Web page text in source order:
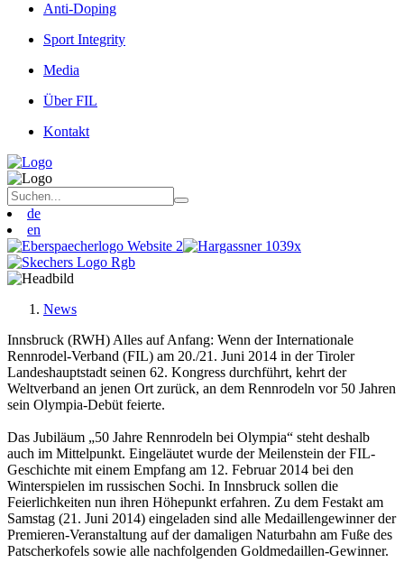
Anti-Doping
Sport Integrity
Media
Über FIL
Kontakt
de
en
News
Innsbruck (RWH) Alles auf Anfang: Wenn der Internationale
Rennrodel-Verband (FIL) am 20./21. Juni 2014 in der Tiroler
Landeshauptstadt seinen 62. Kongress durchführt, kehrt der
Weltverband an jenen Ort zurück, an dem Rennrodeln vor 50 Jahren
sein Olympia-Debüt feierte.
Das Jubiläum „50 Jahre Rennrodeln bei Olympia“ steht deshalb
auch im Mittelpunkt. Eingeläutet wurde der Meilenstein der FIL-
Geschichte mit einem Empfang am 12. Februar 2014 bei den
Winterspielen im russischen Sochi. In Innsbruck sollen die
Feierlichkeiten nun ihren Höhepunkt erfahren. Zu dem Festakt am
Samstag (21. Juni 2014) eingeladen sind alle Medaillengewinner der
Premieren-Veranstaltung auf der damaligen Naturbahn am Fuße des
Patscherkofels sowie alle nachfolgenden Goldmedaillen-Gewinner.